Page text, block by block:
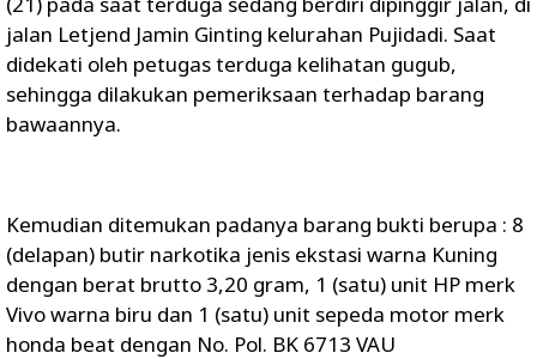
jalan Letjend Jamin Ginting kelurahan Pujidadi. Saat
didekati oleh petugas terduga kelihatan gugub,
sehingga dilakukan pemeriksaan terhadap barang
bawaannya.
Kemudian ditemukan padanya barang bukti berupa : 8
(delapan) butir narkotika jenis ekstasi warna Kuning
dengan berat brutto 3,20 gram, 1 (satu) unit HP merk
Vivo warna biru dan 1 (satu) unit sepeda motor merk
honda beat dengan No. Pol. BK 6713 VAU